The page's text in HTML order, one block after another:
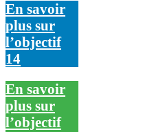
En savoir
plus sur
l’objectif
14
En savoir
plus sur
l’objectif